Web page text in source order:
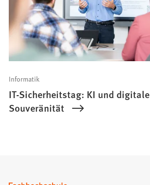
Informatik
IT-Sicherheitstag: KI und digitale
Souveränität